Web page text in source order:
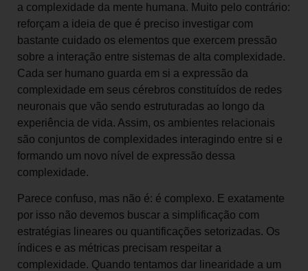
a complexidade da mente humana. Muito pelo contrário:
reforçam a ideia de que é preciso investigar com
bastante cuidado os elementos que exercem pressão
sobre a interação entre sistemas de alta complexidade.
Cada ser humano guarda em si a expressão da
complexidade em seus cérebros constituídos de redes
neuronais que vão sendo estruturadas ao longo da
experiência de vida. Assim, os ambientes relacionais
são conjuntos de complexidades interagindo entre si e
formando um novo nível de expressão dessa
complexidade.
Parece confuso, mas não é: é complexo. E exatamente
por isso não devemos buscar a simplificação com
estratégias lineares ou quantificações setorizadas. Os
índices e as métricas precisam respeitar a
complexidade. Quando tentamos dar linearidade a um